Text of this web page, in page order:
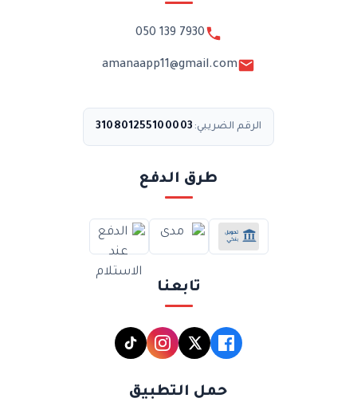
050 139 7930
amanaapp11@gmail.com
الرقم الضريبي: 310801255100003
طرق الدفع
تابعنا
حمل التطبيق